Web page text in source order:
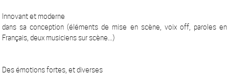
Innovant et moderne
dans sa conception (éléments de mise en scène, voix off, paroles en
Français, deux musiciens sur scène...)
Des émotions fortes, et diverses